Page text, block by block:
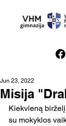
Misija
Jun 23, 2022
Kiekvieną
su mokyklos